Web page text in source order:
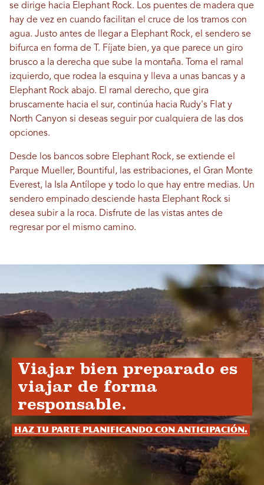
se dirige hacia Elephant Rock. Los puentes de madera que
hay de vez en cuando facilitan el cruce de los tramos con
agua. Justo antes de llegar a Elephant Rock, el sendero se
bifurca en forma de T. Fíjate bien, ya que parece un giro
brusco a la derecha que sube la montaña. Toma el ramal
izquierdo, que rodea la esquina y lleva a unas bancas y a
Elephant Rock abajo. El ramal derecho, que gira
bruscamente hacia el sur, continúa hacia Rudy's Flat y
North Canyon si deseas seguir por cualquiera de las dos
opciones.
Desde los bancos sobre Elephant Rock, se extiende el
Parque Mueller, Bountiful, las estribaciones, el Gran Monte
Everest, la Isla Antílope y todo lo que hay entre medias. Un
sendero empinado desciende hasta Elephant Rock si
desea subir a la roca. Disfrute de las vistas antes de
regresar por el mismo camino.
Viajar bien preparado es
viajar de forma
responsable.
Haz tu parte planificando con anticipación.